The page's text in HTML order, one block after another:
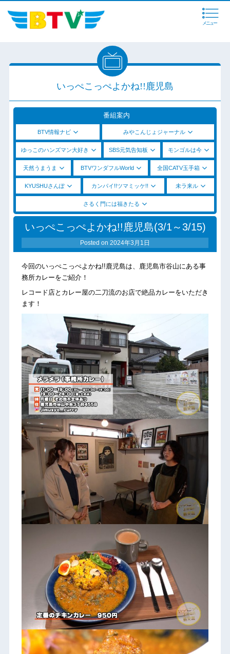
メニュー
いっぺこっぺよかね!!鹿児島
番組案内
BTV情報ナビ みやこんじょジャーナル
ゆっこのハンズマン大好き SBS元気告知板 モンゴルは今
天然うまうま BTVワンダフルWorld 全国CATV玉手箱
KYUSHUさんぽ カンパイ!!ツマミッケ!! 未ラ来ル
さるく門には福きたる
いっぺこっぺよかね!!鹿児島(3/1～3/15)
Posted on 2024年3月1日
今回のいっぺこっぺよかね!!鹿児島は、鹿児島市谷山にある事
務所カレーをご紹介！
レコード店とカレー屋の二刀流のお店で絶品カレーをいただき
ます！